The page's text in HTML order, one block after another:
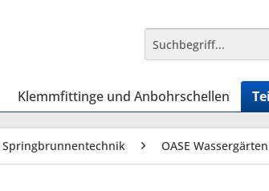
Klemmfittinge und Anbohrschellen
Springbrunnentechnik OASE